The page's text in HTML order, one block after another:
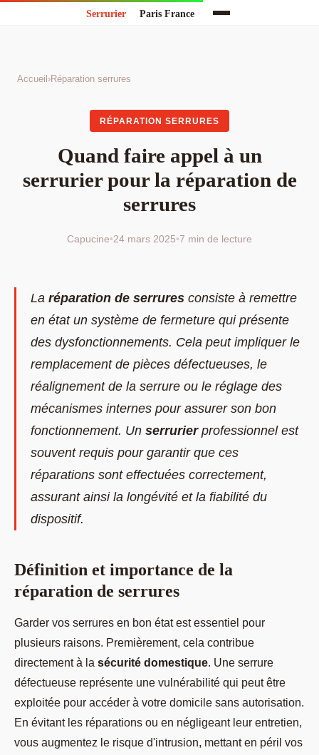
Accueil ›Réparation serrures
RÉPARATION SERRURES
Quand faire appel à un
serrurier pour la réparation de
serrures
Capucine•24 mars 2025•7 min de lecture
La réparation de serrures consiste à remettre
en état un système de fermeture qui présente
des dysfonctionnements. Cela peut impliquer le
remplacement de pièces défectueuses, le
réalignement de la serrure ou le réglage des
mécanismes internes pour assurer son bon
fonctionnement. Un serrurierprofessionnel est
souvent requis pour garantir que ces
réparations sont effectuées correctement,
assurant ainsi la longévité et la fiabilité du
dispositif.
Définition et importance de la
réparation de serrures
Garder vos serrures en bon état est essentiel pour
plusieurs raisons. Premièrement, cela contribue
directement à la sécurité domestique. Une serrure
défectueuse représente une vulnérabilité qui peut être
exploitée pour accéder à votre domicile sans autorisation.
En évitant les réparations ou en négligeant leur entretien,
vous augmentez le risque d'intrusion, mettant en péril vos